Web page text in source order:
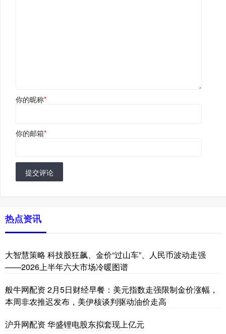
你的昵称*
你的邮箱*
提交评论
热点资讯
大智慧策略 科技股狂飙、金价“过山车”、人民币波动走强
——2026上半年六大市场冷暖图谱
般牛网配资 2月5日财经早餐：美元指数走强限制金价涨幅，
本周非农推迟发布，美伊核谈判驱动油价走高
沪升网配资 华盛锂电股东拟套现上亿元